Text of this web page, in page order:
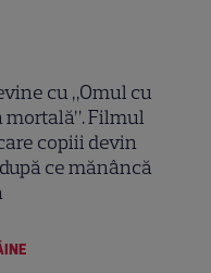
cu „Omul cu
Filmul
copiii devin
ce mănâncă